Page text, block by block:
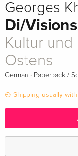
Georges
Di/Visions
Kultur
Ostens
German · Paperback /
Shipping usually